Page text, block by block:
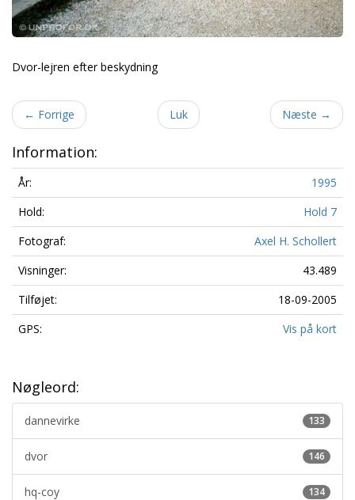
Dvor-lejren efter beskydning
← Forrige Luk Næste →
Information:
År:
1995
Hold:
Hold 7
Fotograf:
Axel H. Schollert
Visninger:
43.489
Tilføjet:
18-09-2005
GPS:
Vis på kort
Nøgleord:
133
dannevirke
146
dvor
134
hq-coy